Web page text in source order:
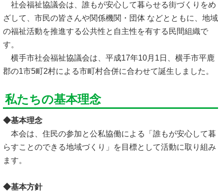
社会福祉協議会は、誰もが安心して暮らせる街づくりをめ
ざして、市民の皆さんや関係機関・団体 などとともに、地域
の福祉活動を推進する公共性と自主性を有する民間組織で
す。
横手市社会福祉協議会は、平成17年10月1日、横手市平鹿
郡の1市5町2村による市町村合併に合わせて誕生しました。
私たちの基本理念
◆基本理念
本会は、住民の参加と公私協働による「誰もが安心して暮
らすことのできる地域づくり」を目標として活動に取り組み
ます。
◆基本方針